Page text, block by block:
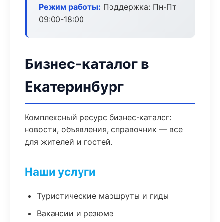
Режим работы: Поддержка: Пн-Пт
09:00-18:00
Бизнес-каталог в
Екатеринбург
Комплексный ресурс бизнес-каталог:
новости, объявления, справочник — всё
для жителей и гостей.
Наши услуги
Туристические маршруты и гиды
Вакансии и резюме